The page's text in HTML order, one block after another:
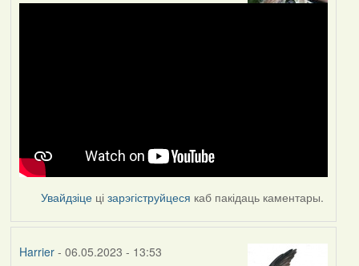
Увайдзіце цізарэгіструйцеся каб пакідаць каментары.
Harrier- 06.05.2023 - 13:53